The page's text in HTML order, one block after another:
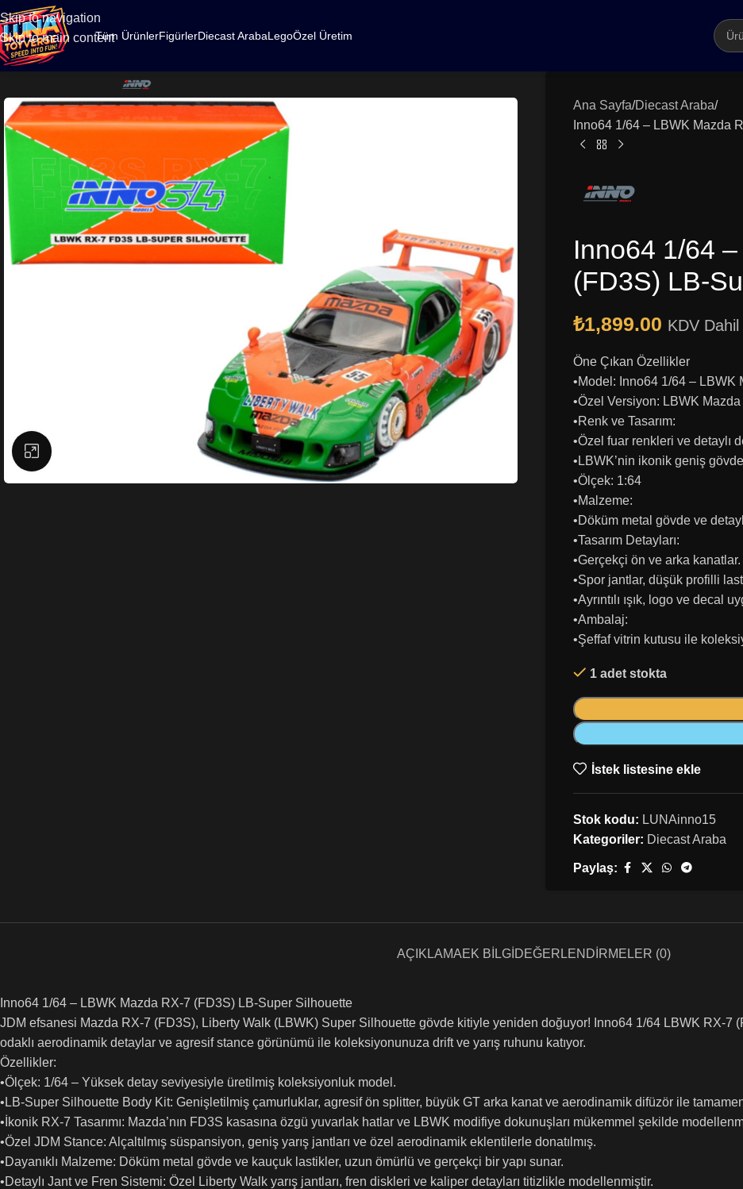
Skip to navigation
Skip to main contentTüm ÜrünlerFigürlerDiecast ArabaLegoÖzel Üretim
Ana Sayfa Diecast Araba
Inno64 1/64 – LBWK Mazda
Inno64 1/64
(FD3S) LB-
₺1,899.00 KDV Dahil
Öne Çıkan Özellikler
•Model: Inno64 1/64 –
•Özel Versiyon: LBWK
•Renk ve Tasarım:
•Özel fuar renkleri ve detaylı
•LBWK’nin ikonik geniş
•Ölçek: 1:64
•Malzeme:
•Döküm metal gövde ve
•Tasarım Detayları:
•Gerçekçi ön ve arka kanatlar.
•Spor jantlar, düşük profilli
•Ayrıntılı ışık, logo ve decal
•Ambalaj:
•Şeffaf vitrin kutusu ile
1 adet stokta
İstek listesine ekle
Stok kodu: LUNAinno15
Kategoriler: Diecast Araba
Paylaş:
AÇIKLAMAEK BILGI DEĞERLENDIRMELER (0)
Inno64 1/64 – LBWK Mazda RX-7 (FD3S) LB-Super Silhouette
JDM efsanesi Mazda RX-7 (FD3S), Liberty Walk (LBWK) Super Silhouette gövde kitiyle yeniden doğuyor! Inno64 1/64 LBWK RX-7
odaklı aerodinamik detaylar ve agresif stance görünümü ile koleksiyonunuza drift ve yarış ruhunu katıyor.
Özellikler:
•Ölçek: 1/64 – Yüksek detay seviyesiyle üretilmiş koleksiyonluk model.
•LB-Super Silhouette Body Kit: Genişletilmiş çamurluklar, agresif ön splitter, büyük GT arka kanat ve aerodinamik difüzör ile tamamen
•İkonik RX-7 Tasarımı: Mazda’nın FD3S kasasına özgü yuvarlak hatlar ve LBWK modifiye dokunuşları mükemmel şekilde
•Özel JDM Stance: Alçaltılmış süspansiyon, geniş yarış jantları ve özel aerodinamik eklentilerle donatılmış.
•Dayanıklı Malzeme: Döküm metal gövde ve kauçuk lastikler, uzun ömürlü ve gerçekçi bir yapı sunar.
•Detaylı Jant ve Fren Sistemi: Özel Liberty Walk yarış jantları, fren diskleri ve kaliper detayları titizlikle modellenmiştir.